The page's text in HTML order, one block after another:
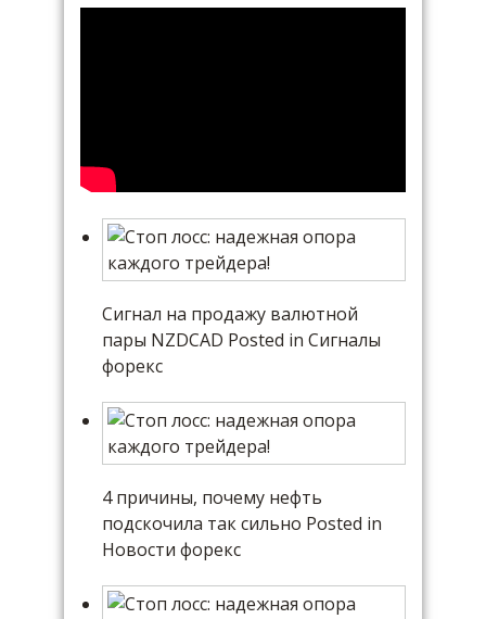
Сигнал на продажу валютной
пары NZDCAD Posted in Сигналы
форекс
4 причины, почему нефть
подскочила так сильно Posted in
Новости форекс